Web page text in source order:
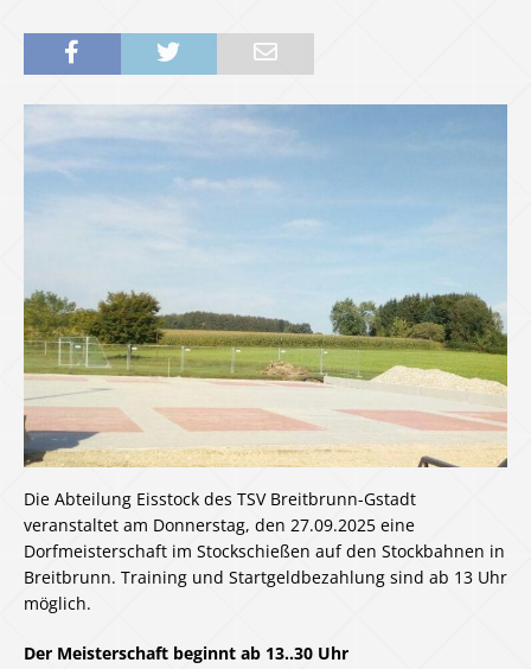
Die Abteilung Eisstock des TSV Breitbrunn-Gstadt
veranstaltet am Donnerstag, den 27.09.2025 eine
Dorfmeisterschaft im Stockschießen auf den Stockbahnen in
Breitbrunn. Training und Startgeldbezahlung sind ab 13 Uhr
möglich.
Der Meisterschaft beginnt ab 13..30 Uhr